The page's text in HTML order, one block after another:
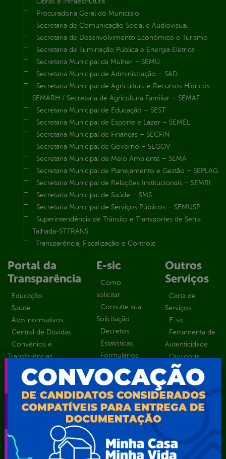
Procuradoria Geral do Município
Secretaria de Comunicação Social e Audiovisual
Secretaria de Desenvolvimento Econômico e Turismo
Secretaria de Iluminação Pública e Energia Elétrica
Secretaria Municipal da Mulher – SEMU
Secretaria Municipal de Administração – SAD
Secretaria Municipal de Agricultura e Recursos Hídricos –
SEMARH / Secretaria de Agricultura Familiar – SEMAF
Secretaria Municipal de Educação – SEST
Secretaria Municipal de Esporte e Lazer – SEMEL
Secretaria Municipal de Finanças – SECFIN
Secretaria Municipal de Governo – SEGOV
Secretaria Municipal de Meio Ambiente – SEMA
Secretaria Municipal de Planejamento e Gestão – SEPLAG
Secretaria Municipal de Relações Institucionais – SEMRI
Secretaria Municipal de Saúde – SMS
Secretaria Municipal de Serviços Públicos – SEMUSP
Superintendência de Trânsito e Transportes de Serra
Talhada-STTRANS
Transparência, Fiscalização e Controle
Portal da
Transparência
Educação
Saúde
Atos normativos
Central de Dúvidas
Convênios e
Transferências
Despesas
Diárias
Emendas
parlamentares
Organizacional
Inicio
LGPD e Governo
E-sic
Como
solicitar
Consulte sua
Solicitação
Decretos
Estatísticas
Formulários
Prazos e
autoridades
Sic Físico
Solicitar
Recurso
pedido
Outros
Serviços
Carta de
Serviços
E-sic
Ferramenta de
Autenticidade
Ouvidoria
Portal Aldir
Blanc
Portal da
Transparência